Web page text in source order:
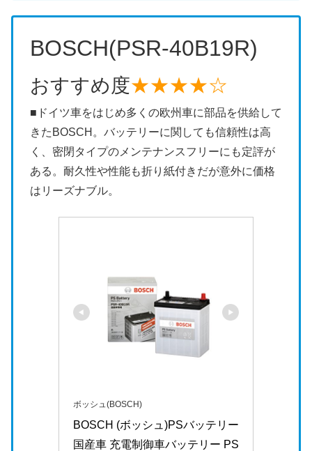
BOSCH(PSR-40B19R)
おすすめ度★★★★☆
■ドイツ車をはじめ多くの欧州車に部品を供給して
きたBOSCH。バッテリーに関しても信頼性は高
く、密閉タイプのメンテナンスフリーにも定評が
ある。耐久性や性能も折り紙付きだが意外に価格
はリーズナブル。
ボッシュ(BOSCH)
BOSCH (ボッシュ)PSバッテリー
国産車 充電制御車バッテリー PS